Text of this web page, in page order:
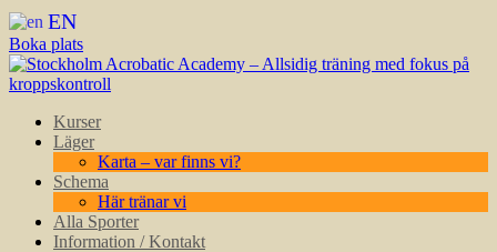
EN
Boka plats
Kurser
Läger
Karta – var finns vi?
Schema
Här tränar vi
Alla Sporter
Information / Kontakt